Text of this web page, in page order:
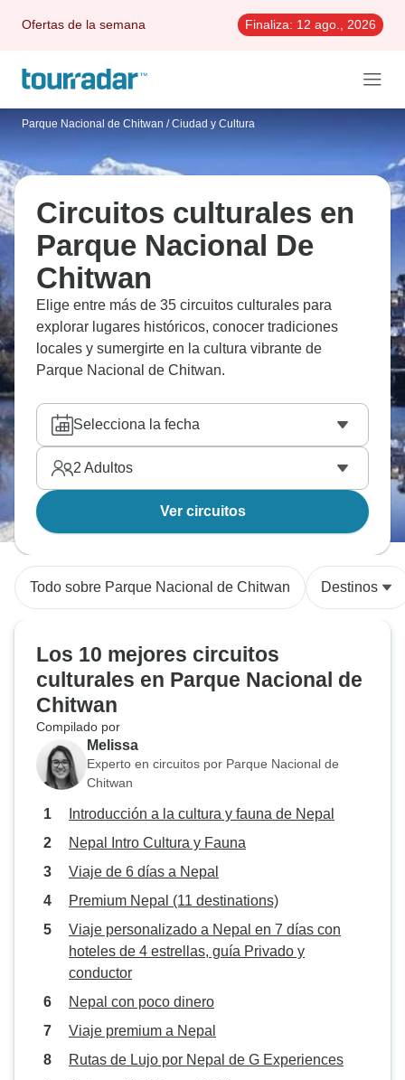
Ofertas de la semana Finaliza: 12 ago., 2026
Parque Nacional de Chitwan / Ciudad y Cultura
Circuitos culturales en
Parque Nacional De
Chitwan
Elige entre más de 35 circuitos culturales para
explorar lugares históricos, conocer tradiciones
locales y sumergirte en la cultura vibrante de
Parque Nacional de Chitwan.
Selecciona la fecha
2 Adultos
Ver circuitos
Todo sobre Parque Nacional de Chitwan Destinos
Los 10 mejores circuitos
culturales en Parque Nacional de
Chitwan
Compilado por
Melissa
Experto en circuitos por Parque Nacional de
Chitwan
Introducción a la cultura y fauna de Nepal
Nepal Intro Cultura y Fauna
Viaje de 6 días a Nepal
Premium Nepal (11 destinations)
Viaje personalizado a Nepal en 7 días con
hoteles de 4 estrellas, guía Privado y
conductor
Nepal con poco dinero
Viaje premium a Nepal
Rutas de Lujo por Nepal de G Experiences